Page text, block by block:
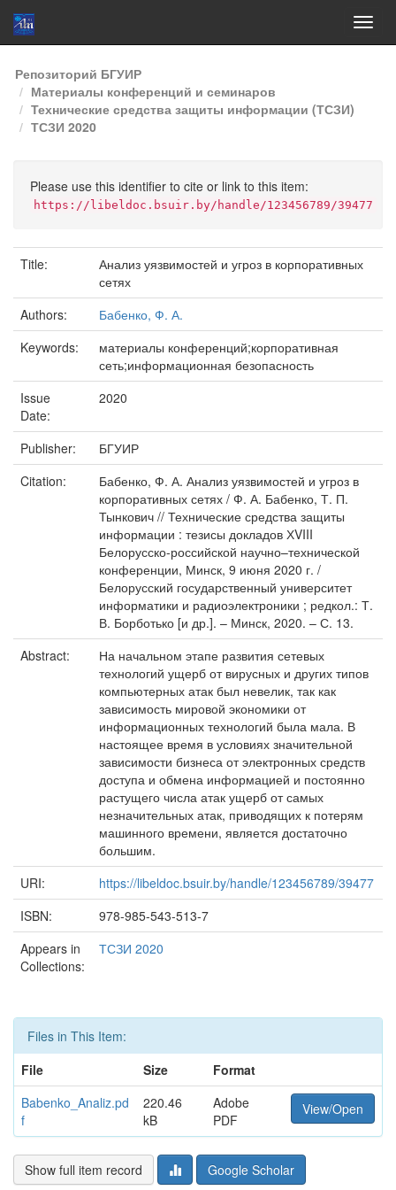
Skip
navigation
Репозиторий БГУИР
Материалы конференций и семинаров
Технические средства защиты информации (ТСЗИ)
ТСЗИ 2020
Please use this identifier to cite or link to this item:
https://libeldoc.bsuir.by/handle/123456789/39477
Title:
Анализ уязвимостей и угроз в корпоративных
сетях
Authors:
Бабенко, Ф. А.
Keywords:
материалы конференций;корпоративная
сеть;информационная безопасность
Issue
Date:
2020
Publisher:
БГУИР
Citation:
Бабенко, Ф. А. Анализ уязвимостей и угроз в
корпоративных сетях / Ф. А. Бабенко, Т. П.
Тынкович // Технические средства защиты
информации : тезисы докладов ХVIII
Белорусско-российской научно–технической
конференции, Минск, 9 июня 2020 г. /
Белорусский государственный университет
информатики и радиоэлектроники ; редкол.: Т.
В. Борботько [и др.]. – Минск, 2020. – С. 13.
Abstract:
На начальном этапе развития сетевых
технологий ущерб от вирусных и других типов
компьютерных атак был невелик, так как
зависимость мировой экономики от
информационных технологий была мала. В
настоящее время в условиях значительной
зависимости бизнеса от электронных средств
доступа и обмена информацией и постоянно
растущего числа атак ущерб от самых
незначительных атак, приводящих к потерям
машинного времени, является достаточно
большим.
URI:
https://libeldoc.bsuir.by/handle/123456789/39477
ISBN:
978-985-543-513-7
Appears in
Collections:
ТСЗИ 2020
Files in This Item:
File
Size
Format
Babenko_Analiz.pd
f
220.46
kB
Adobe
PDF
View/Open
Show full item record Google Scholar